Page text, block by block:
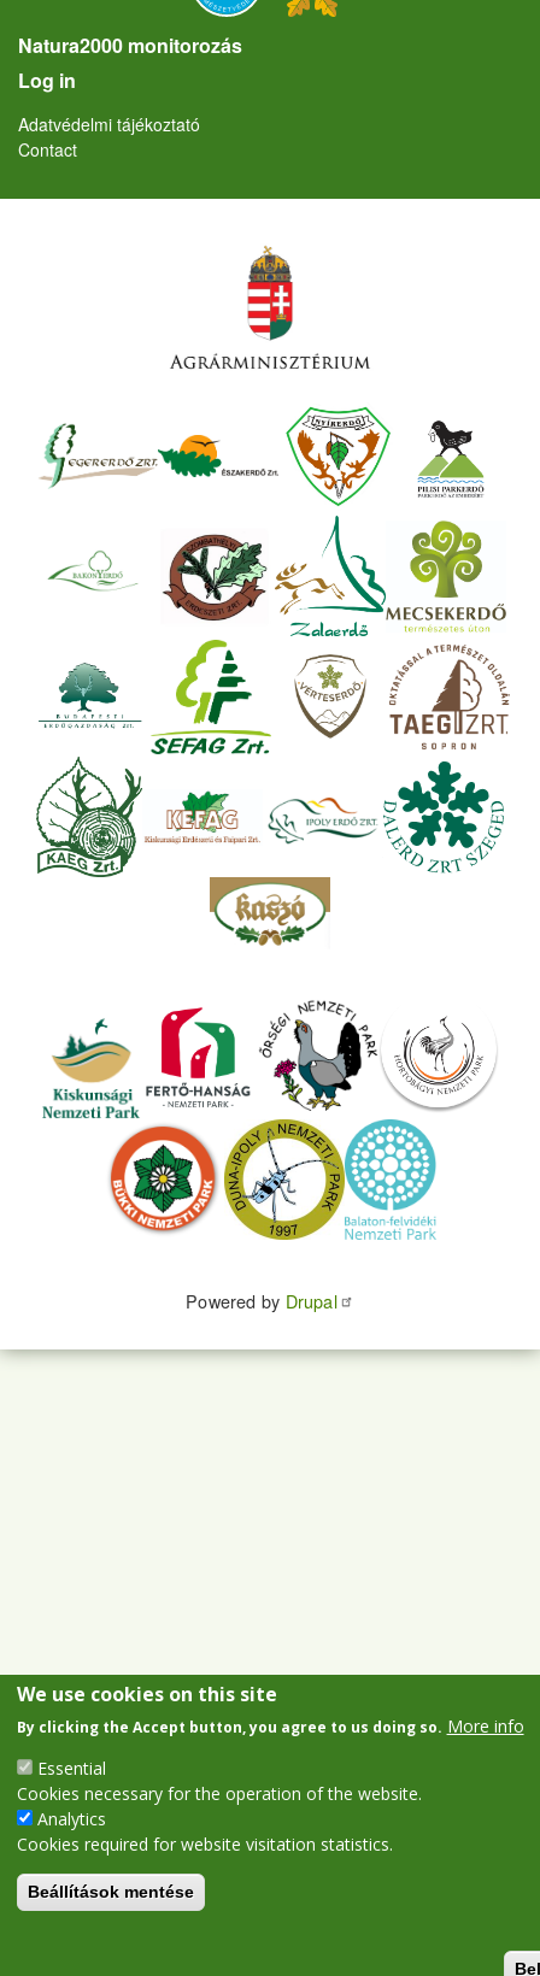
Natura2000 monitorozás
User account menu
Log in
Lábléc
Adatvédelmi tájékoztató
Contact
Powered by Drupal
We use cookies on this site
By clicking the Accept button, you agree to us doing so. More info
Essential
Cookies necessary for the operation of the website.
Analytics
Cookies required for website visitation statistics.
Beállítások mentése